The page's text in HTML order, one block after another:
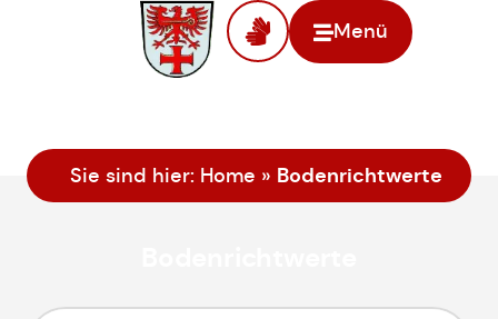
Menü
Sie sind hier: Home » Bodenrichtwerte